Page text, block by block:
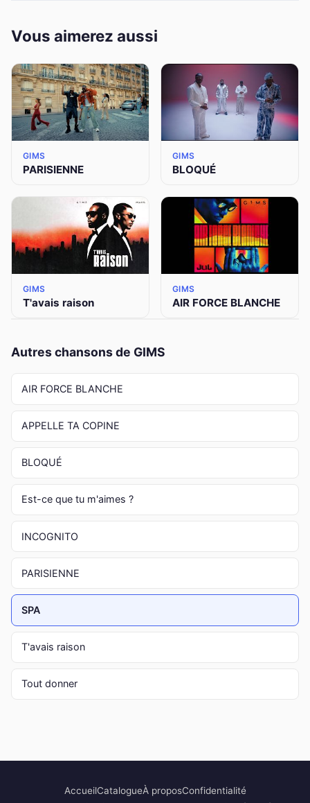
Vous aimerez aussi
GIMS
PARISIENNE
GIMS
BLOQUÉ
GIMS
T'avais raison
GIMS
AIR FORCE BLANCHE
Autres chansons de GIMS
AIR FORCE BLANCHE
APPELLE TA COPINE
BLOQUÉ
Est-ce que tu m'aimes ?
INCOGNITO
PARISIENNE
SPA
T'avais raison
Tout donner
AccueilCatalogueÀ proposConfidentialité